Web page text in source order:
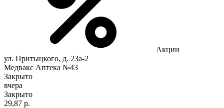
Акции
ул. Притыцкого, д. 23а-2
Медвакс Аптека №43
Закрыто
вчера
Закрыто
29,87 р.